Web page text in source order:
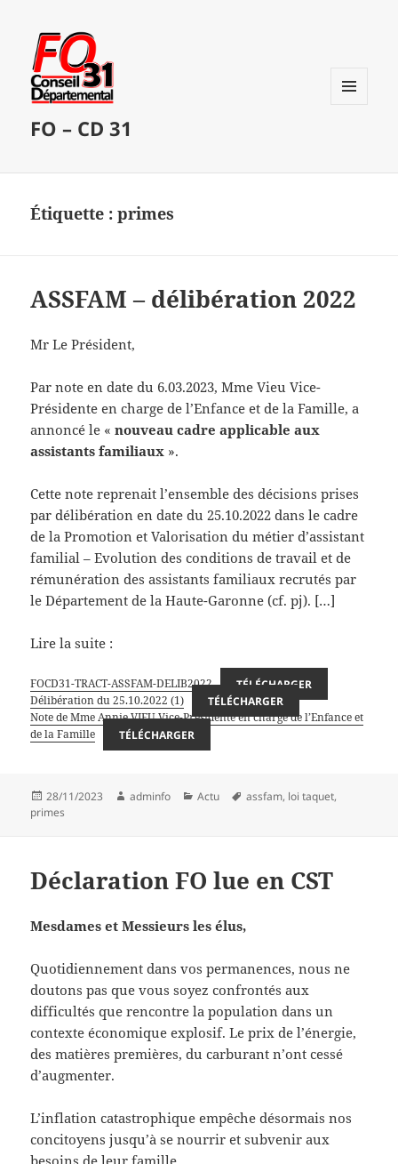
FO – CD 31
Étiquette :primes
ASSFAM – délibération 2022
Mr Le Président,
Par note en date du 6.03.2023, Mme Vieu Vice-
Présidente en charge de l’Enfance et de la Famille, a
annoncé le «nouveau cadre applicable aux
assistants familiaux ».
Cette note reprenait l’ensemble des décisions prises
par délibération en date du 25.10.2022 dans le cadre
de la Promotion et Valorisation du métier d’assistant
familial – Evolution des conditions de travail et de
rémunération des assistants familiaux recrutés par
le Département de la Haute-Garonne (cf. pj). […]
Lire la suite :
FOCD31-TRACT-ASSFAM-DELIB2022
TÉLÉCHARGER
Délibération du 25.10.2022 (1)
TÉLÉCHARGER
Note de Mme Annie VIEU Vice-Présidente en charge de l’Enfance et
de la Famille
TÉLÉCHARGER
Publié
le
28/11/2023 Auteur
adminfo Catégories
Actu
Mots-
assfam, loi taquet,
primes
Déclaration FO lue en CST
Mesdames et Messieurs les élus,
Quotidiennement dans vos permanences, nous ne
doutons pas que vous soyez confrontés aux
difficultés que rencontre la population dans un
contexte économique explosif. Le prix de l’énergie,
des matières premières, du carburant n’ont cessé
d’augmenter.
L’inflation catastrophique empêche désormais nos
concitoyens jusqu’à se nourrir et subvenir aux
besoins de leur famille.